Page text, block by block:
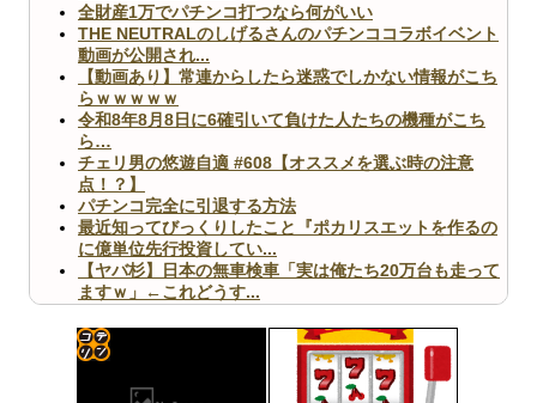
全財産1万でパチンコ打つなら何がいい
THE NEUTRALのしげるさんのパチンココラボイベント
動画が公開され...
【動画あり】常連からしたら迷惑でしかない情報がこち
らｗｗｗｗｗ
令和8年8月8日に6確引いて負けた人たちの機種がこち
ら…
チェリ男の悠遊自適 #608【オススメを選ぶ時の注意
点！？】
パチンコ完全に引退する方法
最近知ってびっくりしたこと『ポカリスエットを作るの
に億単位先行投資してい...
【ヤバ杉】日本の無車検車「実は俺たち20万台も走って
ますｗ」←これどうす...
【画像】ペプシコーラ社、「こういうのでいいんだよ」
な新商品を発売